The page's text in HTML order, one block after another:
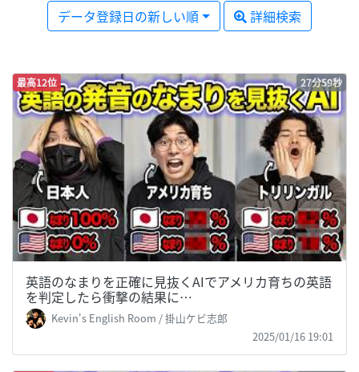
データ登録日の新しい順 詳細検索
最高12位 27分59秒
英語のなまりを正確に見抜くAIでアメリカ育ちの英語
を判定したら衝撃の結果に…
Kevin's English Room / 掛山ケビ志郎
2025/01/16 19:01